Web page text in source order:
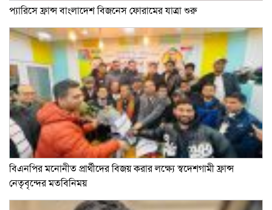
প্যারিসে ফ্রান্স বাংলাদেশ বিজনেস ফোরামের যাত্রা শুরু
বিএনপির মনোনীত প্রার্থীদের বিজয় করার লক্ষ্যে স্বদেশগামী ফ্রান্স
নেতৃবৃন্দের মতবিনিময়